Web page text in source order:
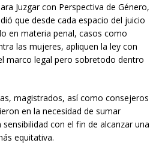
Juzgar con Perspectiva de Género,
que desde cada espacio del juicio
en materia penal, casos como
las mujeres, apliquen la ley con
marco legal pero sobretodo dentro
magistrados, así como consejeros
en la necesidad de sumar
con el fin de alcanzar una
equitativa.